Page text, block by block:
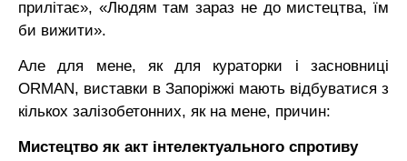
прилітає», «Людям там зараз не до мистецтва, їм
би вижити».
Але для мене, як для кураторки і засновниці
ORMAN, виставки в Запоріжжі мають відбуватися з
кількох залізобетонних, як на мене, причин:
Мистецтво як акт інтелектуального спротиву